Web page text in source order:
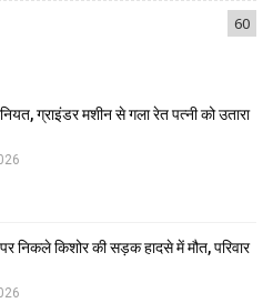
60
ग्राइंडर मशीन से गला रेत पत्नी को उतारा
पर निकले किशोर की सड़क हादसे में मौत, परिवार